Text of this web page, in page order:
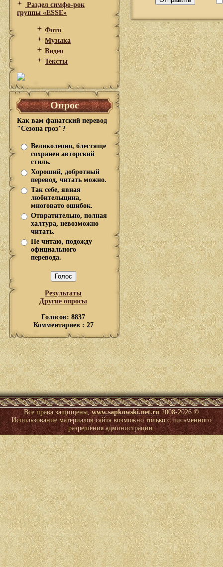
Раздел симфо-рок
группы «ESSE»
Фото
Музыка
Видео
Тексты
Опрос
Как вам фанатский перевод
"Сезона гроз"?
Великолепно, блестяще
сохранен авторский
стиль.
Хороший, добротный
перевод, читать можно.
Так себе, явная
любительщина,
многовато ошибок.
Отвратительно, полная
халтура, невозможно
читать.
Не читаю, подожду
официального
перевода.
Результаты
Другие опросы
Голосов: 8837
Комментариев : 27
Все права защищены,www.sapkowski.net.ru2008-2026 ©
Использование материалов сайта возможно только с письменного
разрешения администрации.